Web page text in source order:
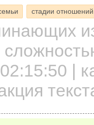
стадии отношений
02:15:50 |